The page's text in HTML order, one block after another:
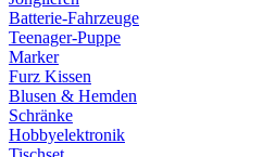
Batterie-Fahrzeuge
Teenager-Puppe
Marker
Furz Kissen
Blusen & Hemden
Schränke
Hobbyelektronik